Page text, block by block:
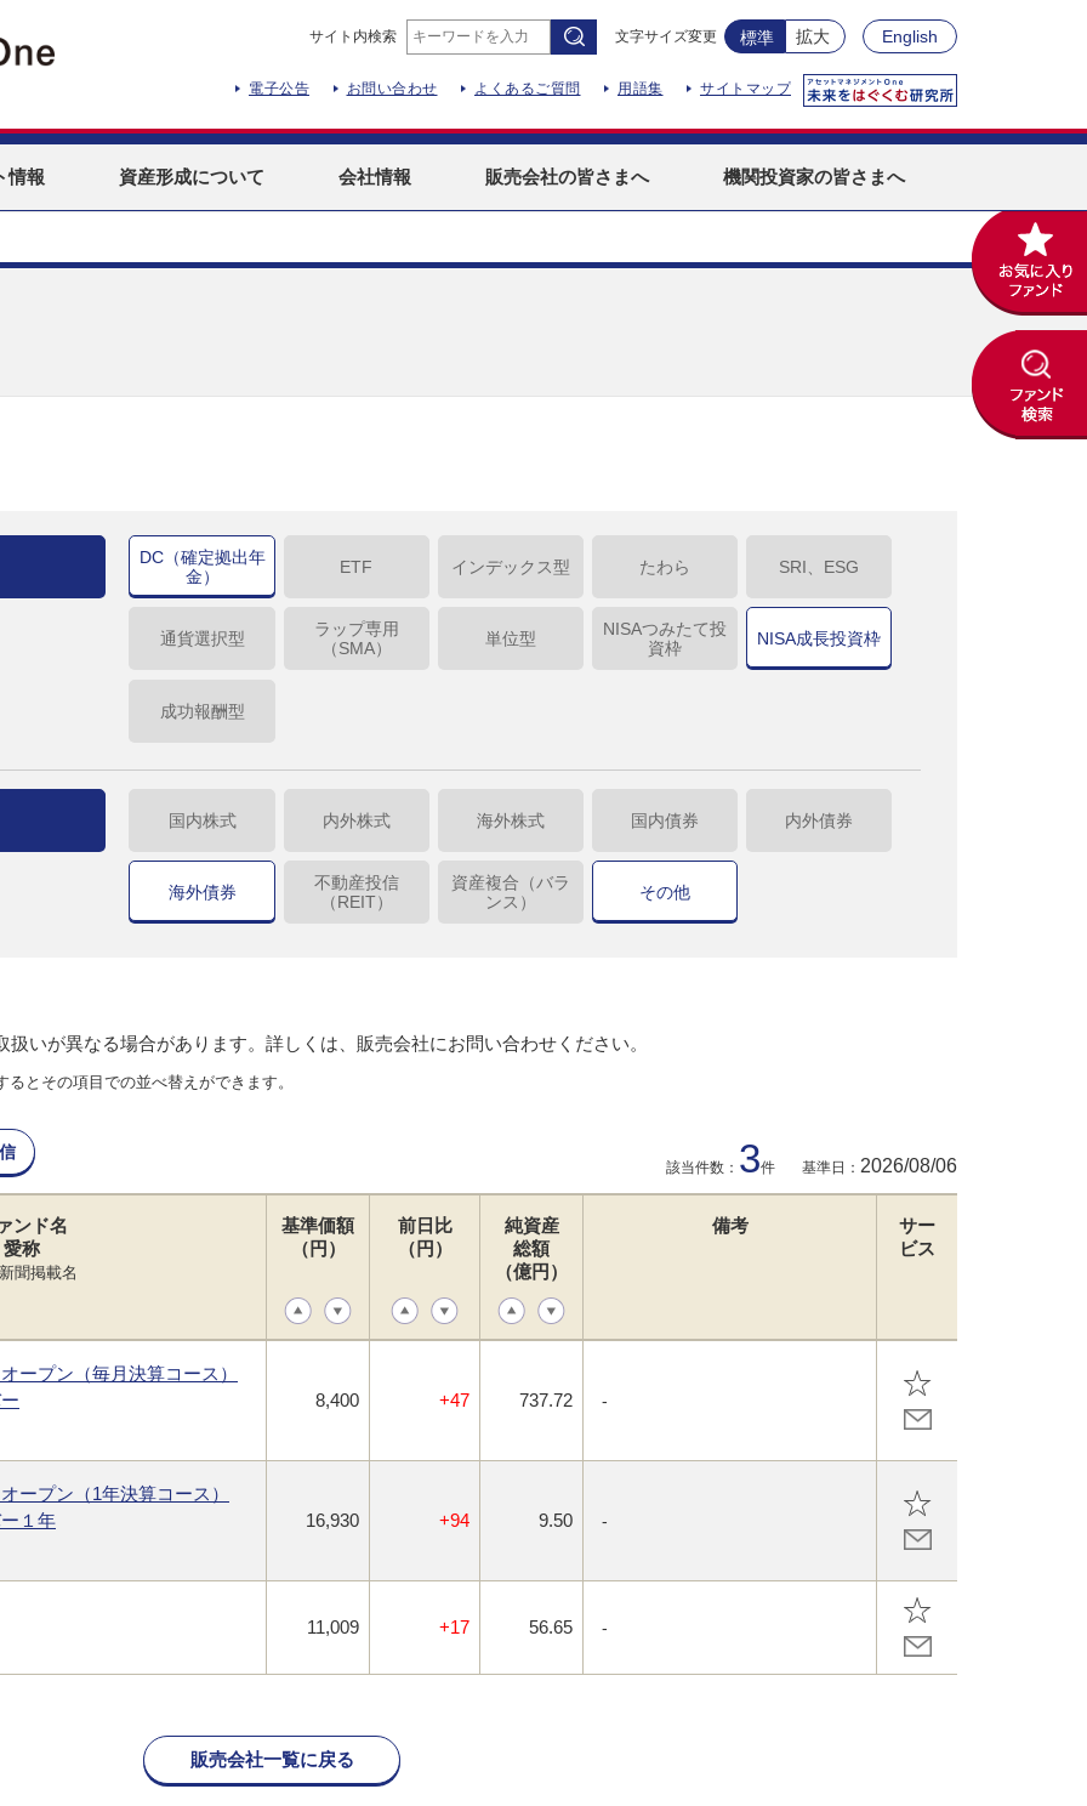
サイト内検索 文字サイズ変更 標準 拡大 English
電子公告 お問い合わせ よくあるご質問 用語集 サイトマップ
情報 資産形成について 会社情報 販売会社の皆さまへ 機関投資家の皆さまへ
DC（確定拠出年
金）
ETF インデックス型 たわら SRI、ESG
通貨選択型
ラップ専用
（SMA）
単位型
NISAつみたて投
資枠
NISA成長投資枠
成功報酬型
国内株式 内外株式 海外株式 国内債券 内外債券
海外債券
不動産投信
（REIT）
資産複合（バラ
ンス）
その他
いが異なる場合があります。詳しくは、販売会社にお問い合わせください。
るとその項目での並べ替えができます。
該当件数： 3件 基準日： 2026/08/06
ンド名
愛称
聞掲載名
基準価額
（円）
前日比
（円）
純資産
総額
（億円）
備考
サー
ビス
ープン（毎月決算コース）
8,400 +47 737.72 -
ープン（1年決算コース）
１年
16,930 +94 9.50 -
11,009 +17 56.65 -
販売会社一覧に戻る